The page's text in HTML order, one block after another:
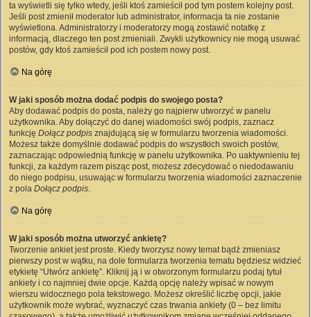
ta wyświetli się tylko wtedy, jeśli ktoś zamieścił pod tym postem kolejny post.
Jeśli post zmienił moderator lub administrator, informacja ta nie zostanie
wyświetlona. Administratorzy i moderatorzy mogą zostawić notatkę z
informacją, dlaczego ten post zmieniali. Zwykli użytkownicy nie mogą usuwać
postów, gdy ktoś zamieścił pod ich postem nowy post.
Na górę
W jaki sposób można dodać podpis do swojego posta?
Aby dodawać podpis do posta, należy go najpierw utworzyć w panelu
użytkownika. Aby dołączyć do danej wiadomości swój podpis, zaznacz
funkcję Dołącz podpis znajdującą się w formularzu tworzenia wiadomości.
Możesz także domyślnie dodawać podpis do wszystkich swoich postów,
zaznaczając odpowiednią funkcję w panelu użytkownika. Po uaktywnieniu tej
funkcji, za każdym razem pisząc post, możesz zdecydować o niedodawaniu
do niego podpisu, usuwając w formularzu tworzenia wiadomości zaznaczenie
z pola Dołącz podpis.
Na górę
W jaki sposób można utworzyć ankietę?
Tworzenie ankiet jest proste. Kiedy tworzysz nowy temat bądź zmieniasz
pierwszy post w wątku, na dole formularza tworzenia tematu będziesz widzieć
etykietę “Utwórz ankietę”. Kliknij ją i w otworzonym formularzu podaj tytuł
ankiety i co najmniej dwie opcje. Każdą opcję należy wpisać w nowym
wierszu widocznego pola tekstowego. Możesz określić liczbę opcji, jakie
użytkownik może wybrać, wyznaczyć czas trwania ankiety (0 – bez limitu